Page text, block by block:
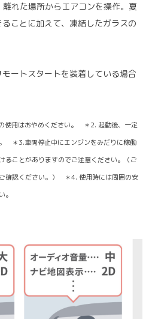
離れた場所からエアコンを操作。夏
ことに加えて、凍結したガラスの
ートスタートを装着している場合
使用はおやめください。 ＊2. 起動後、一定
＊3.車両停止中にエンジンをみだりに稼働
ることがありますのでご注意ください。（ご
確認ください。） ＊4. 使用時には周囲の安
。